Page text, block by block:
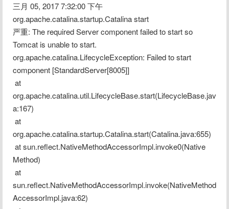
三月 05, 2017 7:32:00 下午
org.apache.catalina.startup.Catalina start
严重: The required Server component failed to start so
Tomcat is unable to start.
org.apache.catalina.LifecycleException: Failed to start
component [StandardServer[8005]]
org.apache.catalina.util.LifecycleBase.start(LifecycleBase.jav
a:167)
org.apache.catalina.startup.Catalina.start(Catalina.java:655)
Method)
sun.reflect.NativeMethodAccessorImpl.invoke(NativeMethod
AccessorImpl.java:62)